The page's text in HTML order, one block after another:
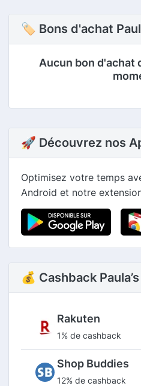
🏷 Bons d'achat
Aucun bon d'achat
🚀 Découvrez nos
Optimisez votre temps
Android et notre
💰 Cashback
Rakuten
1% de cashback
Shop Buddies
12% de cashback